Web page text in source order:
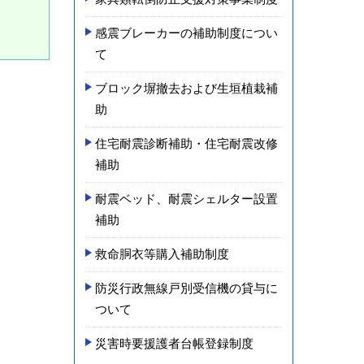
感震ブレーカーの補助制度につい
て
ブロック塀撤去および生垣植栽補
助
住宅耐震診断補助・住宅耐震改修
補助
耐震ベッド、耐震シェルター設置
補助
救命胴衣等購入補助制度
防災行政無線戸別受信機の貸与に
ついて
災害時要援護者台帳登録制度